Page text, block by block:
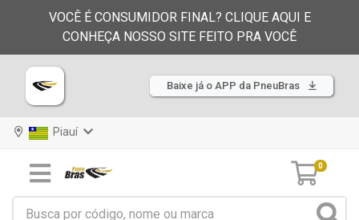
VOCÊ É CONSUMIDOR FINAL? CLIQUE AQUI E
CONHEÇA NOSSO SITE FEITO PRA VOCÊ
Baixe já o APP da PneuBras
Piauí
0